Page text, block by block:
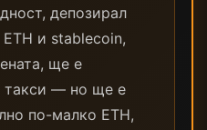
депозирал
и stablecoin,
ще е
такси — но ще е
по-малко ETH,